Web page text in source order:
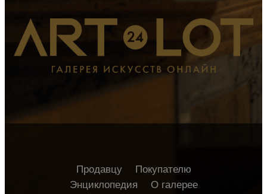
Продавцу
Покупателю
Энциклопедия
О галерее